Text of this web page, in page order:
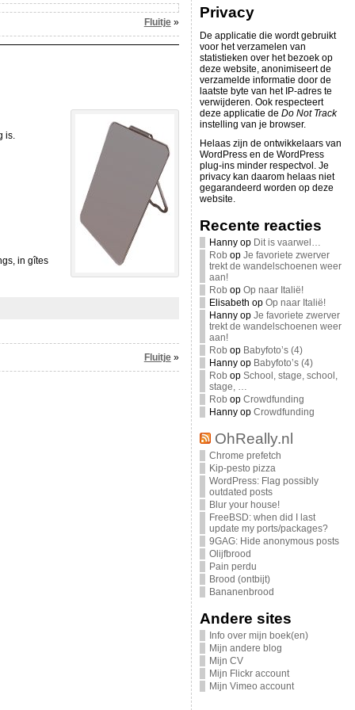
Fluitje»
is.
in gîtes
Fluitje»
Privacy
De applicatie die wordt gebruikt
voor het verzamelen van
statistieken over het bezoek op
deze website, anonimiseert de
verzamelde informatie door de
laatste byte van het IP-adres te
verwijderen. Ook respecteert
deze applicatie de Do Not Track
instelling van je browser.
Helaas zijn de ontwikkelaars van
WordPress en de WordPress
plug-ins minder respectvol. Je
privacy kan daarom helaas niet
gegarandeerd worden op deze
website.
Recente reacties
Hannyop Dit is vaarwel…
Rob op Je favoriete zwerver
trekt de wandelschoenen weer
aan!
Rob op Op naar Italië!
Elisabeth op Op naar Italië!
Hannyop Je favoriete zwerver
trekt de wandelschoenen weer
aan!
Rob op Babyfoto’s (4)
Hannyop Babyfoto’s (4)
Rob op School, stage, school,
stage, …
Rob op Crowdfunding
Hannyop Crowdfunding
OhReally.nl
Chrome prefetch
Kip-pesto pizza
WordPress: Flag possibly
outdated posts
Blur your house!
FreeBSD: when did I last
update my ports/packages?
9GAG: Hide anonymous posts
Olijfbrood
Pain perdu
Brood (ontbijt)
Bananenbrood
Andere sites
Info over mijn boek(en)
Mijn andere blog
Mijn CV
Mijn Flickr account
Mijn Vimeo account